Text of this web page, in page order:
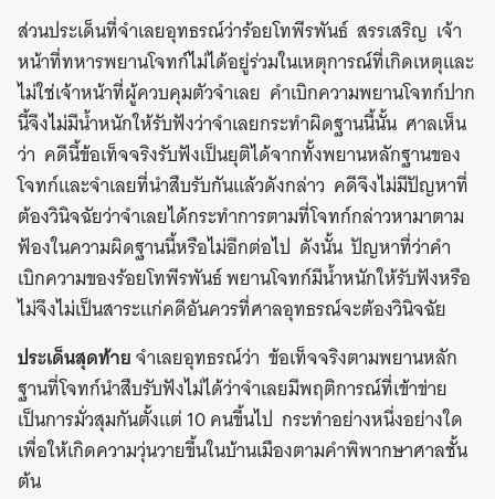
ส่วนประเด็นที่จำเลยอุทธรณ์ว่าร้อยโทพีรพันธ์ สรรเสริญ เจ้า
หน้าที่ทหารพยานโจทก์ไม่ได้อยู่ร่วมในเหตุการณ์ที่เกิดเหตุและ
ไม่ใช่เจ้าหน้าที่ผู้ควบคุมตัวจำเลย คำเบิกความพยานโจทก์ปาก
นี้จึงไม่มีน้ำหนักให้รับฟังว่าจำเลยกระทำผิดฐานนี้นั้น ศาลเห็น
ว่า คดีนี้ข้อเท็จจริงรับฟังเป็นยุติได้จากทั้งพยานหลักฐานของ
โจทก์และจำเลยที่นำสืบรับกันแล้วดังกล่าว คดีจึงไม่มีปัญหาที่
ต้องวินิจฉัยว่าจำเลยได้กระทำการตามที่โจทก์กล่าวหามาตาม
ฟ้องในความผิดฐานนี้หรือไม่อีกต่อไป ดังนั้น ปัญหาที่ว่าคำ
เบิกความของร้อยโทพีรพันธ์ พยานโจทก์มีน้ำหนักให้รับฟังหรือ
ไม่จึงไม่เป็นสาระแก่คดีอันควรที่ศาลอุทธรณ์จะต้องวินิจฉัย
ประเด็นสุดท้ายจำเลยอุทธรณ์ว่า ข้อเท็จจริงตามพยานหลัก
ฐานที่โจทก์นำสืบรับฟังไม่ได้ว่าจำเลยมีพฤติการณ์ที่เข้าข่าย
เป็นการมั่วสุมกันตั้งแต่ 10 คนขึ้นไป กระทำอย่างหนึ่งอย่างใด
เพื่อให้เกิดความวุ่นวายขึ้นในบ้านเมืองตามคำพิพากษาศาลชั้น
ต้น